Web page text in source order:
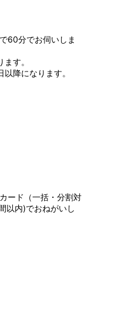
60分でお伺いしま
す。
降になります。
ード（一括・分割対
以内)でおねがいし